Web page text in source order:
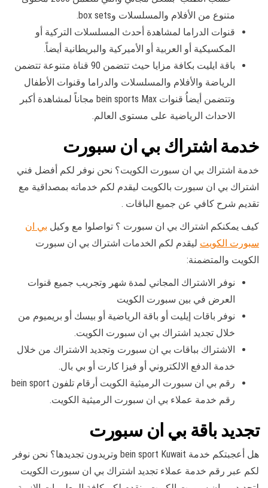
متنوع من الأفلام والمسلسلات وbox sets.
قنوات الدراما لمشاهدة أحدث المسلسلات التركية أو
المكسيكية أو العربية أو الأميركية والبريطانية أيضاً.
باقة ايليت بكافة مزايا حيث تتضمن 90 قناة متنوعة تتضمن
الرياضة والأفلام والمسلسلات والدراما وقنوات الأطفال
وتتضمن أيضاُ قنوات bein sports Max مجاناً لمشاهدة أكبر
الاحداث الرياضية على مستوى العالم.
خدمة اشتراك بي ان سبورت
خدمة اشتراك بي ان سبورت الكويت؟ نحن نوفر لكم أفضل فني
اشتراك بي ان سبورت بالكويت ليقدم لكم خدماته بمصداقية مع
تقديم شرح كافي عن جميع الباقات .
كيف يمكنكم اشتراك بي ان سبورت ؟ تواصلوا مع وكيل بي ان
سبورت الكويت ليقدم لكم الخدمات اشتراك بي ان سبورت
الكويت والمتضمنة:
نوفر الاشتراك المجاني لمدة شهر وتجريب جميع قنوات
العرض في بين سبورت الكويت
نوفر باقات إيليت أو باقة الرياضية أو بيسك أو بريميوم من
خلال تجديد اشتراك بي ان سبورت الكويت.
الاشتراك بباقات بي ان سبورت وتجديد الاشتراك من خلال
خدمة الدفع الالكتروني أو فيزا كارت أو بي بال.
رقم بي ان سبورت الرميثية الكويت أرقام تلفون bein sport
رقم خدمة عملاء بي ان سبورت الرميثية الكويت.
تجديد باقة بي ان سبورت
هل أعجبتكم خدمة bein sport Kuwait وتريدون تجديدها؟ نحن نوفر
لكم عبر رقم خدمة عملاء تجديد اشتراك بي ان سبورت الكويت